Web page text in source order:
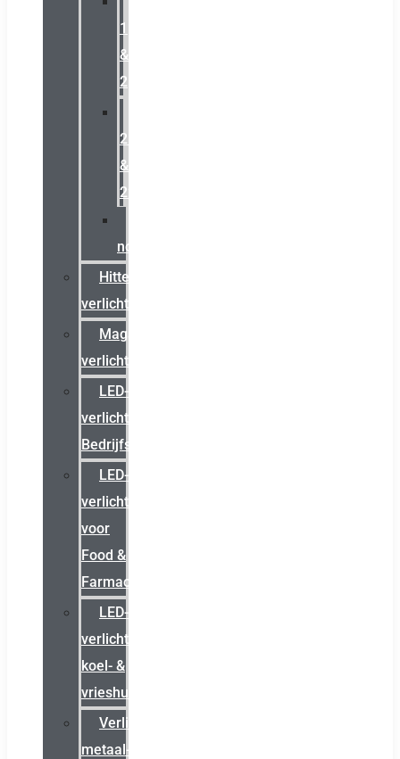
1
&
2
21
&
22
noodverlichting
Hittebestendige
verlichting
Magazijn
verlichting
LED-
verlichting
Bedrijfshal
LED-
verlichting
voor
Food &
Farmacie
LED-
verlichting
koel- &
vrieshuizen
Verlichting
metaal-